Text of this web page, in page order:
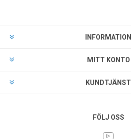
INFORMATION
MITT KONTO
KUNDTJÄNST
FÖLJ OSS